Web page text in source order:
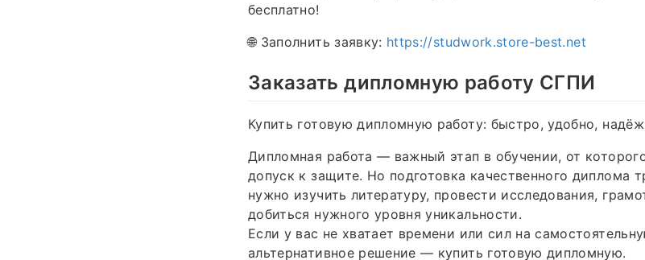
бесплатно!
🌐 Заполнить заявку: https://studwork.store-best.net
Заказать дипломную работу СГПИ
Купить готовую дипломную работу: быстро, удобно,
Дипломная работа — важный этап в обучении, от
допуск к защите. Но подготовка качественного диплома
нужно изучить литературу, провести исследования,
добиться нужного уровня уникальности.
Если у вас не хватает времени или сил на
альтернативное решение — купить готовую дипломную.